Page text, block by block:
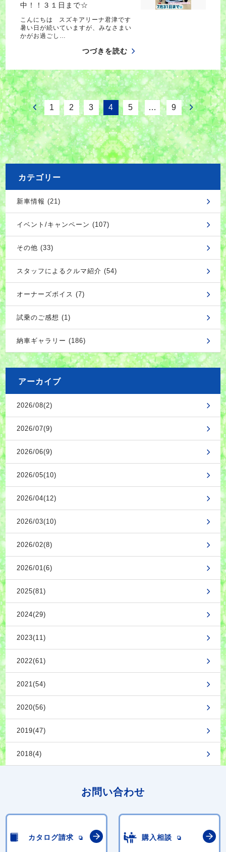
中！！３１日まで☆
こんにちは スズキアリーナ君津です
暑い日が続いていますが、みなさまい
かがお過ごし…
つづきを読む
1 2 3 4 5 … 9
カテゴリー
新車情報 (21)
イベント/キャンペーン (107)
その他 (33)
スタッフによるクルマ紹介 (54)
オーナーズボイス (7)
試乗のご感想 (1)
納車ギャラリー (186)
アーカイブ
2026/08(2)
2026/07(9)
2026/06(9)
2026/05(10)
2026/04(12)
2026/03(10)
2026/02(8)
2026/01(6)
2025(81)
2024(29)
2023(11)
2022(61)
2021(54)
2020(56)
2019(47)
2018(4)
お問い合わせ
カタログ請求 購入相談